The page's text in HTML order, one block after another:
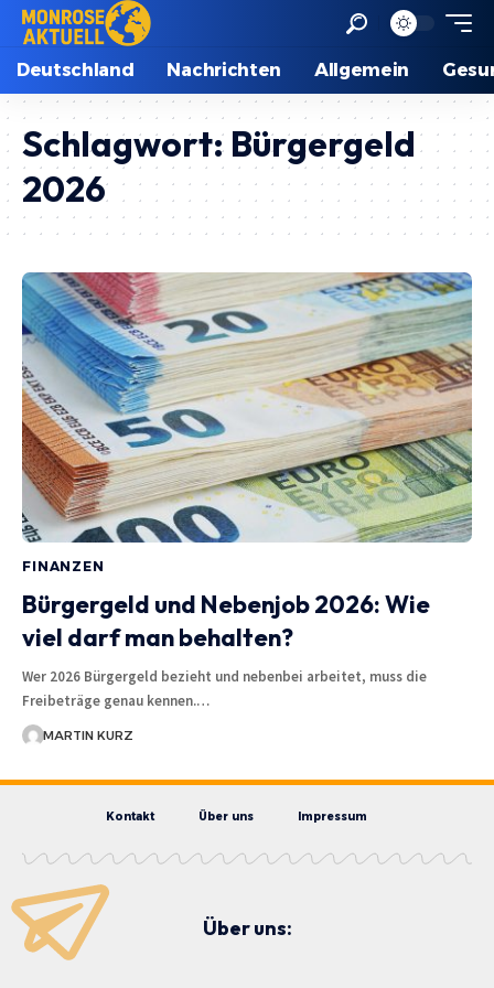
Deutschland Nachrichten Allgemein
Schlagwort: Bürgergeld
2026
FINANZEN
Bürgergeld und Nebenjob 2026: Wie
viel darf man behalten?
Wer 2026 Bürgergeld bezieht und nebenbei arbeitet, muss die
Freibeträge genau kennen.…
MARTIN KURZ
Kontakt Über uns Impressum
Über uns: